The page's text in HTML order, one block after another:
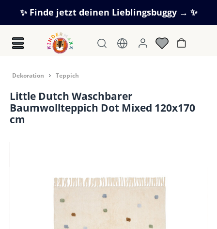
Zum Hauptinhalt springen
✨ Finde jetzt deinen Lieblingsbuggy → ✨
Dekoration Teppich
Little Dutch Waschbarer
Baumwollteppich Dot Mixed 120x170
cm